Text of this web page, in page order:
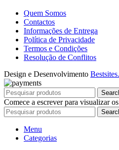
Quem Somos
Contactos
Informações de Entrega
Política de Privacidade
Termos e Condições
Resolução de Conflitos
Design e Desenvolvimento
Comece a escrever para visualizar
Menu
Categorias